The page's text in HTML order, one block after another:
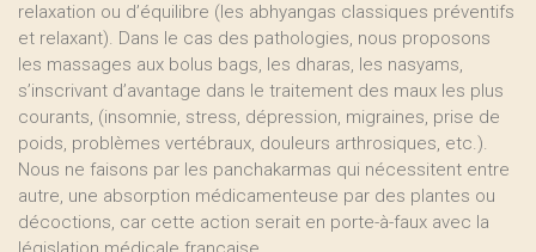
relaxation ou d’équilibre (les abhyangas classiques préventifs
et relaxant). Dans le cas des pathologies, nous proposons
les massages aux bolus bags, les dharas, les nasyams,
s’inscrivant d’avantage dans le traitement des maux les plus
courants, (insomnie, stress, dépression, migraines, prise de
poids, problèmes vertébraux, douleurs arthrosiques, etc.).
Nous ne faisons par les panchakarmas qui nécessitent entre
autre, une absorption médicamenteuse par des plantes ou
décoctions, car cette action serait en porte-à-faux avec la